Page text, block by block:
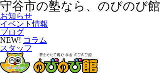
守谷市の塾なら、のびのび館
お知らせ
イベント情報
ブログ
NEW! コラム
スタッフ